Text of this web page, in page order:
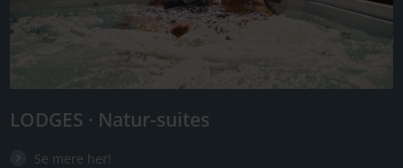
LODGES · Natur-suites
Se mere her!